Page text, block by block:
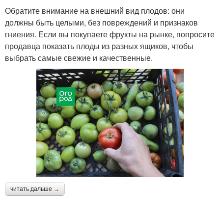
Обратите внимание на внешний вид плодов: они
должны быть целыми, без повреждений и признаков
гниения. Если вы покупаете фрукты на рынке, попросите
продавца показать плоды из разных ящиков, чтобы
выбрать самые свежие и качественные.
читать дальше →